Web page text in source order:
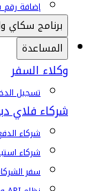
إضافة رقم
برنامج سكاي
المساعدة
وكلاء السفر
تسجيل
شركاء فلاي
شركاء
شركاء
سفر